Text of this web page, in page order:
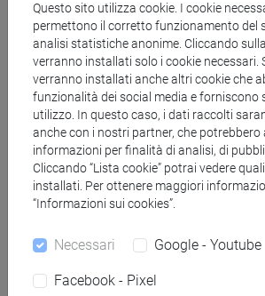
[FT1] CONSERVAZIONE E
E DELLE ATTIVITÀ CULTURALI
archeologico/storia dell'arte
Mutua da
INTRODUZIONE ALLA
Questo sito utilizza cookie. I cookie
permettono il corretto funzionamento del
analisi statistiche anonime. Cliccando
verranno installati solo i cookie necessari.
verranno installati anche altri cookie che
funzionalità dei social media e forniscono
utilizzo. In questo caso, i dati raccolti
anche con i nostri partner, che
informazioni per finalità di analisi, di
Cliccando “Lista cookie” potrai vedere
installati. Per ottenere maggiori
“Informazioni sui cookies”.
Necessari Google - Youtube
Facebook - Pixel